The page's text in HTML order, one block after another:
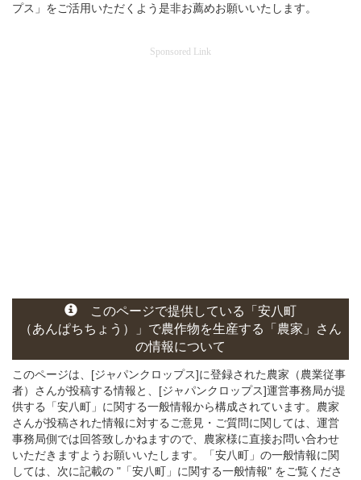
プス」をご活用いただくよう是非お薦めお願いいたします。
Sponsored Link
このページで提供している
「安八町
（あんぱちちょう）」 で農作物を生産する
「農家」さん
の情報について
このページは、[ジャパンクロップス]に登録された農家（農業従事
者）さんが投稿する情報と、[ジャパンクロップス]運営事務局が提
供する「安八町」に関する一般情報から構成されています。農家
さんが投稿された情報に対するご意見・ご質問に関しては、運営
事務局側では回答致しかねますので、農家様に直接お問い合わせ
いただきますようお願いいたします。「安八町」の一般情報に関
しては、次に記載の "「安八町」に関する一般情報" をご覧くださ